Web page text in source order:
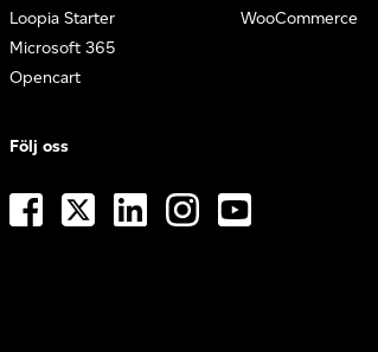
Loopia Starter
Microsoft 365
Opencart
WooCommerce
Följ oss